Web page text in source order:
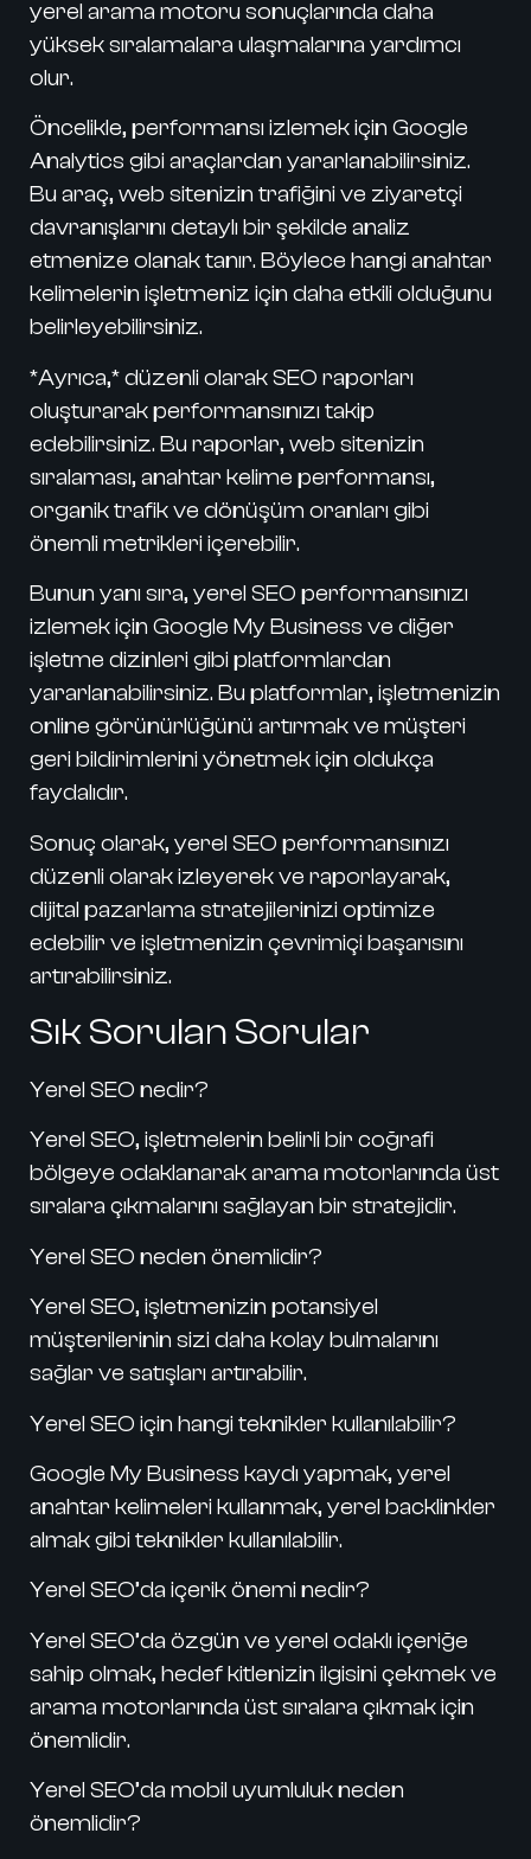
yerel arama motoru sonuçlarında daha
yüksek sıralamalara ulaşmalarına yardımcı
olur.
Öncelikle, performansı izlemek için Google
Analytics gibi araçlardan yararlanabilirsiniz.
Bu araç, web sitenizin trafiğini ve ziyaretçi
davranışlarını detaylı bir şekilde analiz
etmenize olanak tanır. Böylece hangi anahtar
kelimelerin işletmeniz için daha etkili olduğunu
belirleyebilirsiniz.
*Ayrıca,* düzenli olarak SEO raporları
oluşturarak performansınızı takip
edebilirsiniz. Bu raporlar, web sitenizin
sıralaması, anahtar kelime performansı,
organik trafik ve dönüşüm oranları gibi
önemli metrikleri içerebilir.
Bunun yanı sıra, yerel SEO performansınızı
izlemek için Google My Business ve diğer
işletme dizinleri gibi platformlardan
yararlanabilirsiniz. Bu platformlar, işletmenizin
online görünürlüğünü artırmak ve müşteri
geri bildirimlerini yönetmek için oldukça
faydalıdır.
Sonuç olarak, yerel SEO performansınızı
düzenli olarak izleyerek ve raporlayarak,
dijital pazarlama stratejilerinizi optimize
edebilir ve işletmenizin çevrimiçi başarısını
artırabilirsiniz.
Sık Sorulan Sorular
Yerel SEO nedir?
Yerel SEO, işletmelerin belirli bir coğrafi
bölgeye odaklanarak arama motorlarında üst
sıralara çıkmalarını sağlayan bir stratejidir.
Yerel SEO neden önemlidir?
Yerel SEO, işletmenizin potansiyel
müşterilerinin sizi daha kolay bulmalarını
sağlar ve satışları artırabilir.
Yerel SEO için hangi teknikler kullanılabilir?
Google My Business kaydı yapmak, yerel
anahtar kelimeleri kullanmak, yerel backlinkler
almak gibi teknikler kullanılabilir.
Yerel SEO’da içerik önemi nedir?
Yerel SEO’da özgün ve yerel odaklı içeriğe
sahip olmak, hedef kitlenizin ilgisini çekmek ve
arama motorlarında üst sıralara çıkmak için
önemlidir.
Yerel SEO’da mobil uyumluluk neden
önemlidir?